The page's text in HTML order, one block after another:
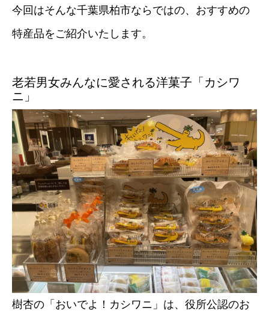
今回はそんな千葉県柏市ならではの、おすすめの
特産品をご紹介いたします。
老若男女みんなに愛される洋菓子「カシワ
ニ」
樹杏の「おいでよ！カシワニ」は、役所公認のお